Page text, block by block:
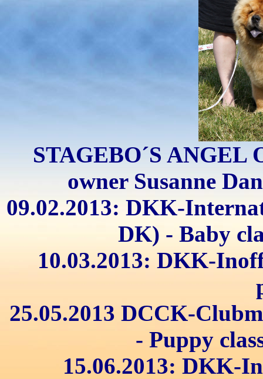
STAGEBO´S
owner Susanne
09.02.2013: DKK-
DK) - Baby
10.03.2013: DKK-
25.05.2013 DCCK-
- Puppy
15.06.2013: DKK-